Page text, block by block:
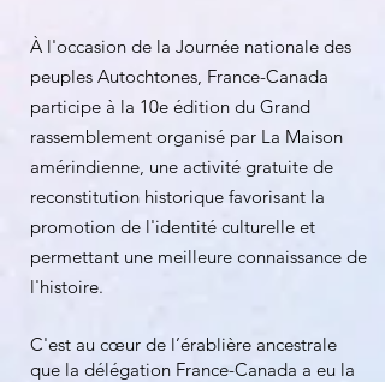
À l'occasion de la Journée nationale des
peuples Autochtones, France-Canada
participe à la 10e édition du Grand
rassemblement organisé par La Maison
amérindienne, une activité gratuite de
reconstitution historique favorisant la
promotion de l'identité culturelle et
permettant une meilleure connaissance de
l'histoire.
C'est au cœur de l’érablière ancestrale
que la délégation France-Canada a eu la